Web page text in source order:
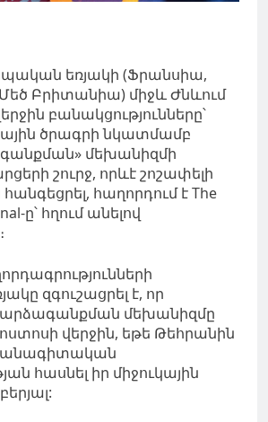
եռյակի (Ֆրանսիա,
Բրիտանիա) միջև Ժնևում
բանակցությունները՝
ծրագրի նկատմամբ
մեխանիզմի
շուրջ, որևէ շոշափելի
հանգեցրել, հաղորդում է The
ը՝ հղում անելով
զգուշացրել է, որ
մեխանիզմը
վերջին, եթե Թեհրանին
հասնել իր միջուկային